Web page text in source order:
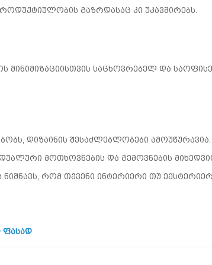
გაზრდასაც კი უკავშირებს.
მინიმიზაციისთვის საცხოვრებელ და საოფისე
დიზაინის შესაძლებლობები ამოუწურავია.
მოთხოვნების და გემოვნების
რომ თქვენი ინტერიერი თუ
ფასად